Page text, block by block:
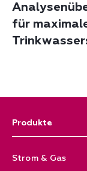
für
Produkte
Strom & Gas